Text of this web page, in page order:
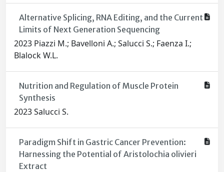
Alternative Splicing, RNA Editing, and the Current
Limits of Next Generation Sequencing
2023 Piazzi M.; Bavelloni A.; Salucci S.; Faenza I.;
Blalock W.L.
Nutrition and Regulation of Muscle Protein
Synthesis
2023 Salucci S.
Paradigm Shift in Gastric Cancer Prevention:
Harnessing the Potential of Aristolochia olivieri
Extract